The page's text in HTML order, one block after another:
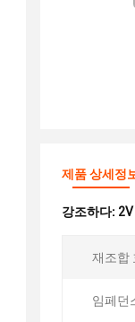
제품 상세정
강조하다:
재조합
임페던